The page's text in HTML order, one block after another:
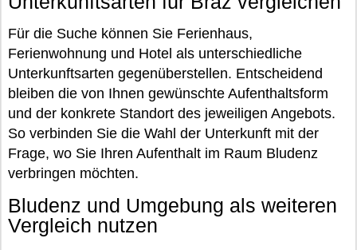
Für die Suche können Sie Ferienhaus,
Ferienwohnung und Hotel als unterschiedliche
Unterkunftsarten gegenüberstellen. Entscheidend
bleiben die von Ihnen gewünschte Aufenthaltsform
und der konkrete Standort des jeweiligen Angebots.
So verbinden Sie die Wahl der Unterkunft mit der
Frage, wo Sie Ihren Aufenthalt im Raum Bludenz
verbringen möchten.
Bludenz und Umgebung als weiteren
Vergleich nutzen